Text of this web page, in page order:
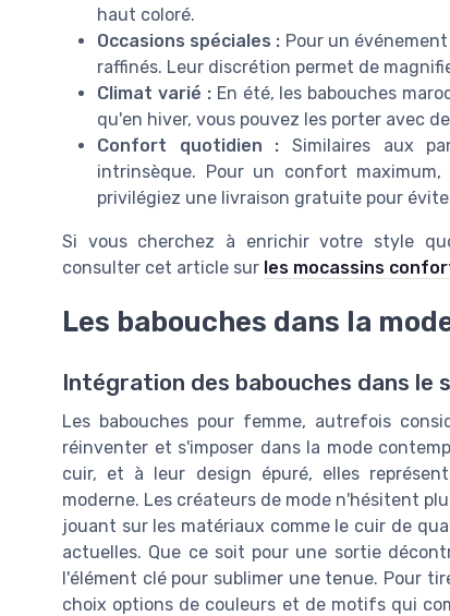
haut coloré.
Occasions spéciales : Pour un
raffinés. Leur discrétion permet de
Climat varié :En été, les babouches
qu'en hiver, vous pouvez les porter avec
Confort quotidien : Similaires aux
intrinsèque. Pour un confort
privilégiez une livraison gratuite pour
Si vous cherchez à enrichir votre style
consulter cet article sur les mocassins
Les babouches dans la
Intégration des babouches dans le
Les babouches pour femme, autrefois
réinventer et s'imposer dans la mode
cuir, et à leur design épuré, elles
moderne. Les créateurs de mode n'hésitent
jouant sur les matériaux comme le cuir de
actuelles. Que ce soit pour une sortie
l'élément clé pour sublimer une tenue. Pour
choix options de couleurs et de motifs qui